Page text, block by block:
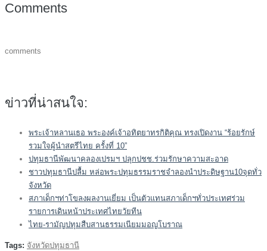
Comments
comments
ข่าวที่น่าสนใจ:
พระเจ้าหลานเธอ พระองค์เจ้าอทิตยาทรกิติคุณ ทรงเปิดงาน “ร้อยรักษ์
รวมใจผู้นำสตรีไทย ครั้งที่ 10”
ปทุมธานีพัฒนาคลองเปรมฯ ปลุกปชช.ร่วมรักษาความสะอาด
ชาวปทุมธานีปลื้ม หล่อพระปทุมธรรมราชจำลองนำประดิษฐาน10จุดทั่ว
จังหวัด
สภาเด็กฯท่าโขลงผลงานเยี่ยม เป็นตัวแทนสภาเด็กฯทั่วประเทศร่วม
รายการเดินหน้าประเทศไทยวัยทีน
ไทย-รามัญปทุมสืบสานธรรมเนียมมอญโบราณ
Tags: จังหวัดปทุมธานี